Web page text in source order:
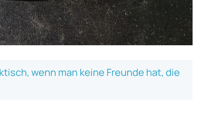
wenn man keine Freunde hat, die